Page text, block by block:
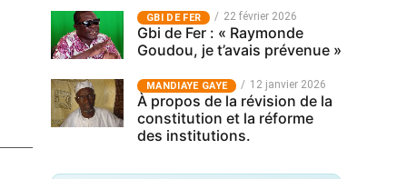
GBI DE FER 22 février 2026
Gbi de Fer : « Raymonde
Goudou, je t’avais prévenue »
MANDIAYE GAYE 12 janvier 2026
À propos de la révision de la
constitution et la réforme
des institutions.